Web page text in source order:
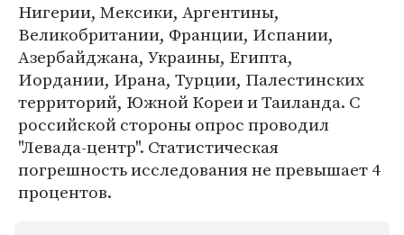
Нигерии, Мексики, Аргентины,
Великобритании, Франции, Испании,
Азербайджана, Украины, Египта,
Иордании, Ирана, Турции, Палестинских
территорий, Южной Кореи и Таиланда. С
российской стороны опрос проводил
"Левада-центр". Статистическая
погрешность исследования не превышает 4
процентов.